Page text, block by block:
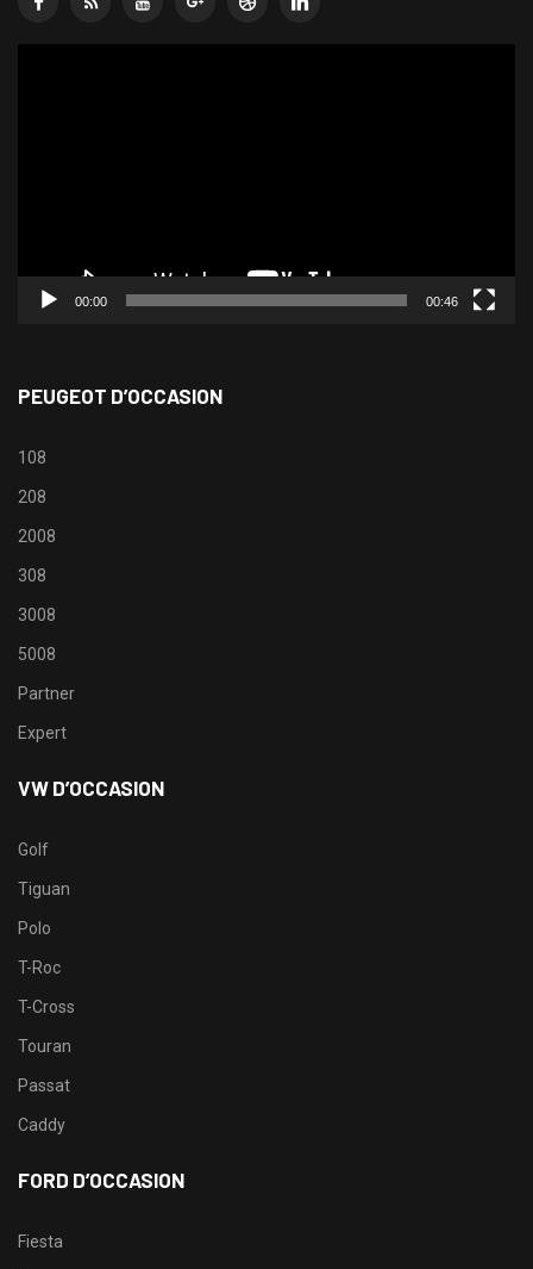
00:00 00:46
PEUGEOT D’OCCASION
108
208
2008
308
3008
5008
Partner
Expert
VW D’OCCASION
Golf
Tiguan
Polo
T-Roc
T-Cross
Touran
Passat
Caddy
FORD D’OCCASION
Fiesta